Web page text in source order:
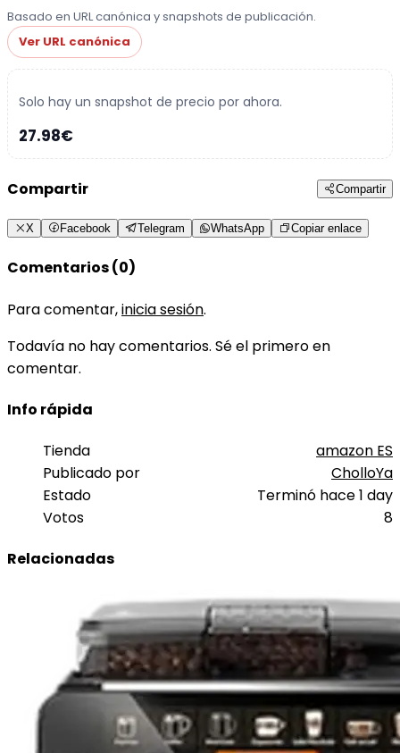
Basado en URL canónica y snapshots de publicación.
Ver URL canónica
Solo hay un snapshot de precio por ahora.
27.98€
Compartir Compartir
X Facebook Telegram WhatsApp Copiar enlace
Comentarios (0)
Para comentar,inicia sesión.
Todavía no hay comentarios. Sé el primero en
comentar.
Info rápida
Tienda
amazon ES
Publicado por
CholloYa
Estado
Terminó hace 1 day
Votos
8
Relacionadas